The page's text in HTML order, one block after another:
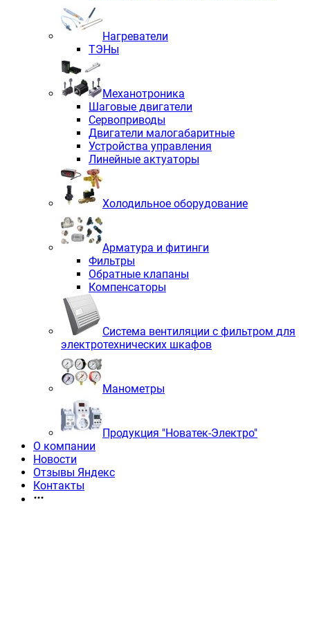
Нагреватели
ТЭНы
Механотроника
Шаговые двигатели
Сервоприводы
Двигатели малогабаритные
Устройства управления
Линейные актуаторы
Холодильное оборудование
Арматура и фитинги
Фильтры
Обратные клапаны
Компенсаторы
Система вентиляции с фильтром для
электротехнических шкафов
Манометры
Продукция "Новатек-Электро"
О компании
Новости
Отзывы Яндекс
Контакты